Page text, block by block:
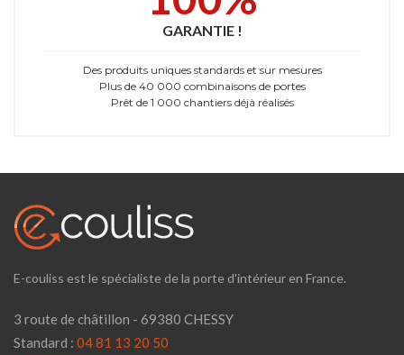
GARANTIE !
Des produits uniques standards et sur mesures
Plus de 40 000 combinaisons de portes
Prêt de 1 000 chantiers déjà réalisés
E-couliss est le spécialiste de la porte d'intérieur en France.
3 route de châtillon - 69380 CHESSY
Standard : 04 81 13 20 50